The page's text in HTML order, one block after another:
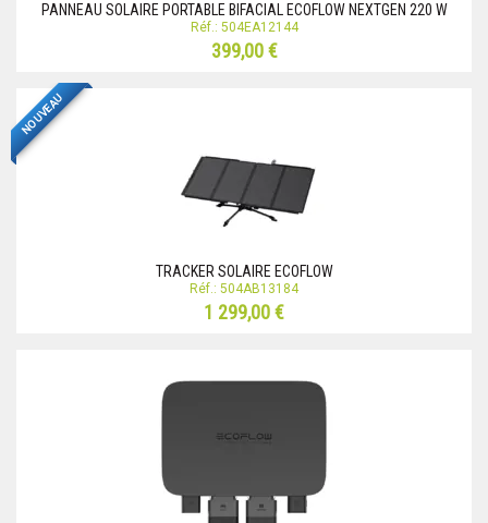
PANNEAU SOLAIRE PORTABLE BIFACIAL ECOFLOW NEXTGEN 220 W
Réf.: 504EA12144
399,00 €
NOUVEAU
TRACKER SOLAIRE ECOFLOW
Réf.: 504AB13184
1 299,00 €